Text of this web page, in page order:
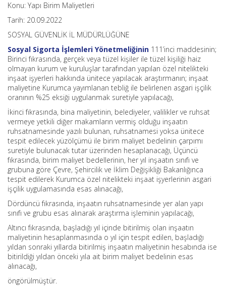
Konu: Yapı Birim Maliyetleri
Tarih: 20.09.2022
SOSYAL GÜVENLİK İL MÜDÜRLÜĞÜNE
Sosyal Sigorta İşlemleri Yönetmeliğinin 111’inci maddesinin;
Birinci fıkrasında, gerçek veya tüzel kişiler ile tüzel kişiliği haiz
olmayan kurum ve kuruluşlar tarafından yapılan özel nitelikteki
inşaat işyerleri hakkında ünitece yapılacak araştırmanın; inşaat
maliyetine Kurumca yayımlanan tebliğ ile belirlenen asgari işçilik
oranının %25 eksiği uygulanmak suretiyle yapılacağı,
İkinci fıkrasında, bina maliyetinin, belediyeler, valilikler ve ruhsat
vermeye yetkili diğer makamların vermiş olduğu inşaatın
ruhsatnamesinde yazılı bulunan, ruhsatnamesi yoksa ünitece
tespit edilecek yüzölçümü ile birim maliyet bedelinin çarpımı
suretiyle bulunacak tutar üzerinden hesaplanacağı, Üçüncü
fıkrasında, birim maliyet bedellerinin, her yıl inşaatın sınıfı ve
grubuna göre Çevre, Şehircilik ve İklim Değişikliği Bakanlığınca
tespit edilerek Kurumca özel nitelikteki inşaat işyerlerinin asgari
işçilik uygulamasında esas alınacağı,
Dördüncü fıkrasında, inşaatın ruhsatnamesinde yer alan yapı
sınıfı ve grubu esas alınarak araştırma işleminin yapılacağı,
Altıncı fıkrasında, başladığı yıl içinde bitirilmiş olan inşaatın
maliyetinin hesaplanmasında o yıl için tespit edilen, başladığı
yıldan sonraki yıllarda bitirilmiş inşaatın maliyetinin hesabında ise
bitirildiği yıldan önceki yıla ait birim maliyet bedelinin esas
alınacağı,
öngörülmüştür.